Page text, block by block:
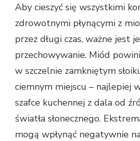
Aby cieszyć się wszystkimi
zdrowotnymi płynącymi z
przez długi czas, ważne jest
przechowywanie. Miód
w szczelnie zamkniętym
ciemnym miejscu – najlepiej
szafce kuchennej z dala od
światła słonecznego.
mogą wpłynąć negatywnie